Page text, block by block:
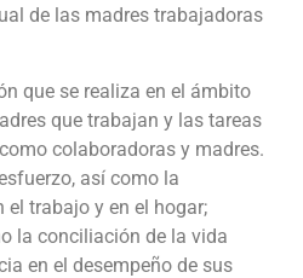
de las madres trabajadoras
que se realiza en el ámbito
que trabajan y las tareas
colaboradoras y madres.
así como la
trabajo y en el hogar;
la conciliación de la vida
en el desempeño de sus